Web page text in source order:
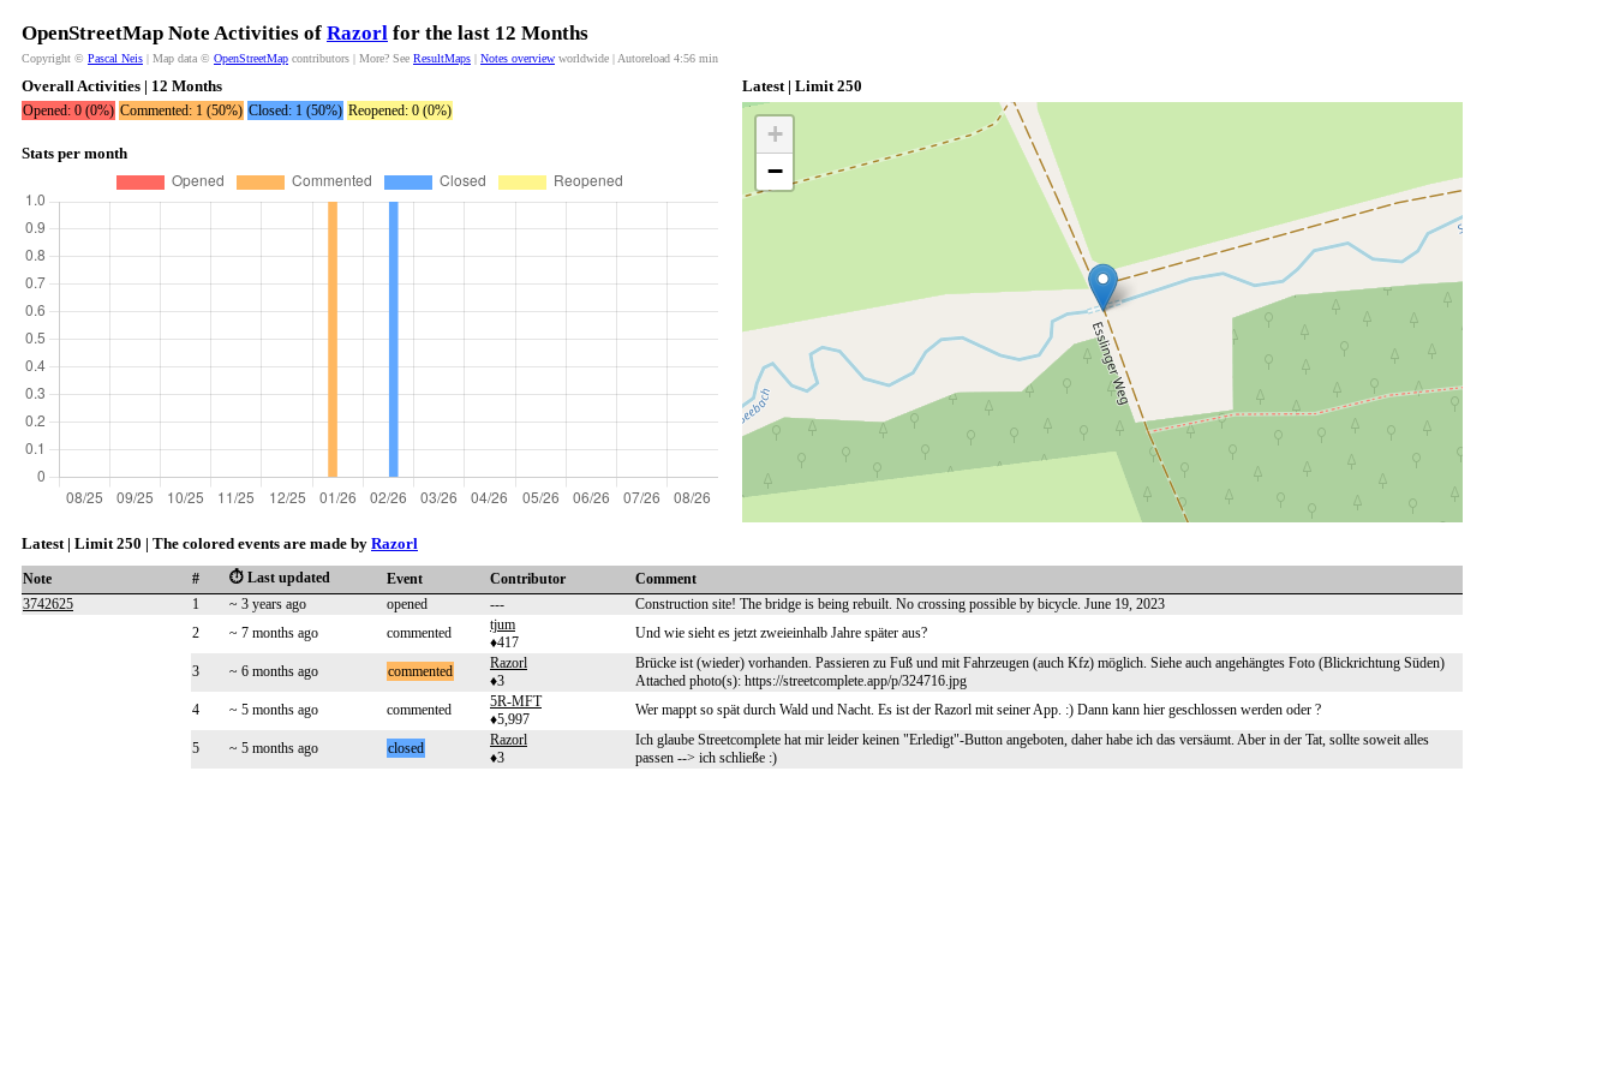
OpenStreetMap Note Activities of Razorl for the last 12 Months
Copyright © Pascal Neis | Map data © OpenStreetMap contributors | More? See ResultMaps | Notes overview worldwide | Autoreload 4:56 min
Overall Activities | 12 Months
Opened: 0 (0%) Commented: 1 (50%) Closed: 1 (50%) Reopened: 0 (0%)
Stats per month
Latest | Limit 250
+
−
Latest | Limit 250 | The colored events are made by Razorl
Note # ⏱️ Last updated Event Contributor
Comment
3742625
1 ~ 3 years ago opened ---
Construction site! The bridge is being rebuilt. No crossing possible by bicycle. June 19, 2023
2
~ 7 months ago commented
tjum
♦417
Und wie sieht es jetzt zweieinhalb Jahre später aus?
3 ~ 6 months ago commented
Razorl
♦3
Brücke ist (wieder) vorhanden. Passieren zu Fuß und mit Fahrzeugen (auch Kfz) möglich. Siehe auch angehängtes Foto (Blickrichtung Süden)
Attached photo(s): https://streetcomplete.app/p/324716.jpg
4
~ 5 months ago commented
5R-MFT
♦5,997
Wer mappt so spät durch Wald und Nacht. Es ist der Razorl mit seiner App. :) Dann kann hier geschlossen werden oder ?
5 ~ 5 months ago closed
Razorl
♦3
Ich glaube Streetcomplete hat mir leider keinen "Erledigt"-Button angeboten, daher habe ich das versäumt. Aber in der Tat, sollte soweit alles
passen --> ich schließe :)